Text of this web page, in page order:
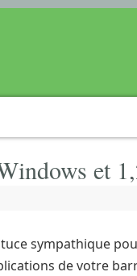
et
sympathique
de votre